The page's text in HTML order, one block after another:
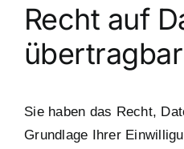
Recht auf
Sie haben das Recht,
Grundlage Ihrer